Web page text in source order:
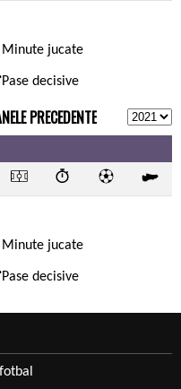
Minute jucate
Pase decisive
PRECEDENTE
Minute jucate
Pase decisive